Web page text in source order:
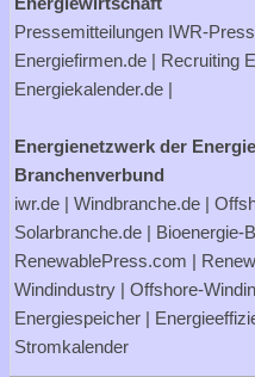
Pressemitteilungen IWR-
Energiefirmen.de | Recruiting
Energiekalender.de |
Energienetzwerk der
Branchenverbund
iwr.de | Windbranche.de |
Solarbranche.de | Bioenergie-
RenewablePress.com |
Windindustry | Offshore-
Energiespeicher |
Stromkalender